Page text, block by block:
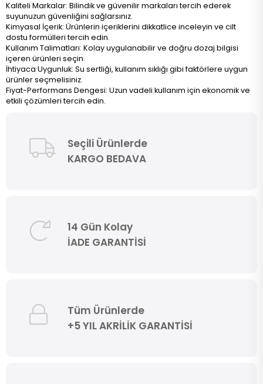
Kaliteli Markalar: Bilindik ve güvenilir markaları tercih ederek
suyunuzun güvenliğini sağlarsınız.
Kimyasal İçerik: Ürünlerin içeriklerini dikkatlice inceleyin ve cilt
dostu formülleri tercih edin.
Kullanım Talimatları: Kolay uygulanabilir ve doğru dozaj bilgisi
içeren ürünleri seçin.
İhtiyaca Uygunluk: Su sertliği, kullanım sıklığı gibi faktörlere uygun
ürünler seçmelisiniz.
Fiyat-Performans Dengesi: Uzun vadeli kullanım için ekonomik ve
etkili çözümleri tercih edin.
Seçili Ürünlerde
KARGO BEDAVA
14 Gün Kolay
İADE GARANTİSİ
Tüm Ürünlerde
+5 YIL AKRİLİK GARANTİSİ